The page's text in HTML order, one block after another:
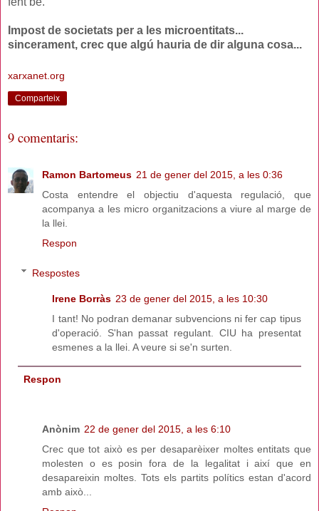
Impost de societats per a les microentitats...
sincerament, crec que algú hauria de dir alguna cosa...
xarxanet.org
Comparteix
9 comentaris:
Ramon Bartomeus 21 de gener del 2015, a les 0:36
Costa entendre el objectiu d'aquesta regulació, que
acompanya a les micro organitzacions a viure al marge de
la llei.
Respon
Respostes
Irene Borràs 23 de gener del 2015, a les 10:30
I tant! No podran demanar subvencions ni fer cap tipus
d'operació. S'han passat regulant. CIU ha presentat
esmenes a la llei. A veure si se'n surten.
Respon
Anònim 22 de gener del 2015, a les 6:10
Crec que tot això es per desaparèixer moltes entitats que
molesten o es posin fora de la legalitat i així que en
desapareixin moltes. Tots els partits polítics estan d'acord
amb això...